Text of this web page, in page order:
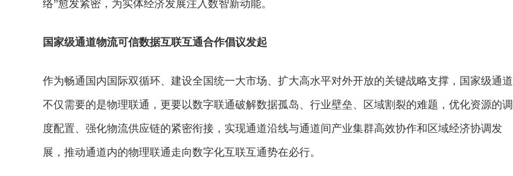
络”愈发紧密，为实体经济发展注入数智新动能。
国家级通道物流可信数据互联互通合作倡议发起
作为畅通国内国际双循环、建设全国统一大市场、扩大高水平对外开放的关键战略支撑，国家级通道
不仅需要的是物理联通，更要以数字联通破解数据孤岛、行业壁垒、区域割裂的难题，优化资源的调
度配置、强化物流供应链的紧密衔接，实现通道沿线与通道间产业集群高效协作和区域经济协调发
展，推动通道内的物理联通走向数字化互联互通势在必行。